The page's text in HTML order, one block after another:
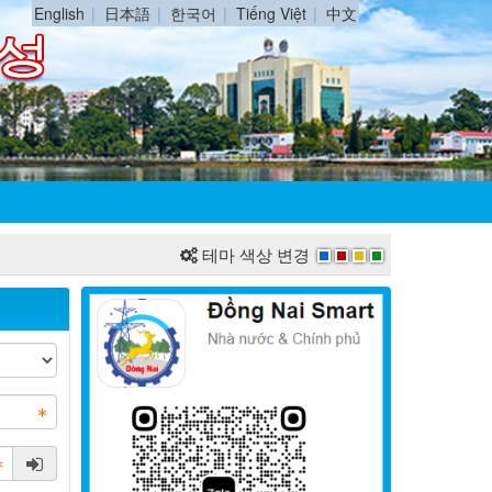
English 日本語 한국어 Tiếng Việt 中文
테마 색상 변경